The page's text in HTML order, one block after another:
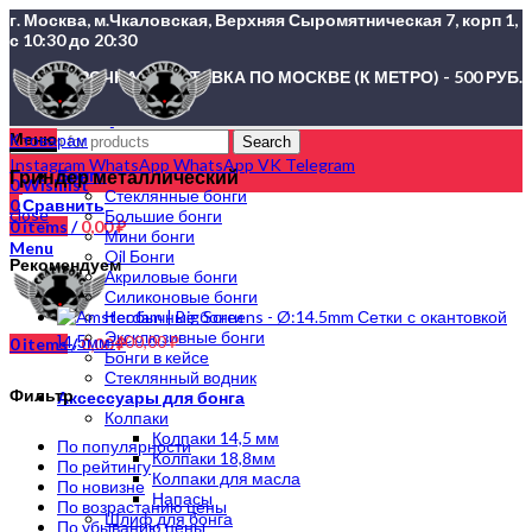
г. Москва, м.Чкаловская, Верхняя Сыромятническая 7, корп 1,
с 10:30 до 20:30
СРОЧНАЯ ДОСТАВКА ПО МОСКВЕ (К МЕТРО) - 500 РУБ.
Search
Instagram WhatsApp WhatsApp VK Telegram
0Wishlist
0Сравнить
0items / 0,00₽
Menu
0items/0,00₽
Меню
Бонги
Стеклянные бонги
Большие бонги
Мини бонги
Oil Бонги
Акриловые бонги
Силиконовые бонги
Необычные бонги
Эксклюзивные бонги
Бонги в кейсе
Стеклянный водник
Аксессуары для бонга
Колпаки
Колпаки 14,5 мм
Колпаки 18,8мм
Колпаки для масла
Напасы
Шлиф для бонга
К товарам
Гриндер металлический
close
Рекомендуем
Сетки с окантовкой
14,5мм400,00₽
Фильтр
По популярности
По рейтингу
По новизне
По возрастанию цены
По убыванию цены